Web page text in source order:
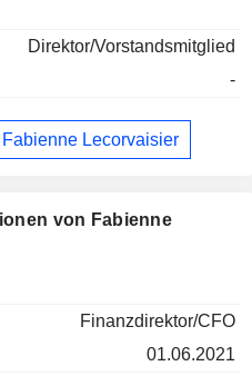
Direktor/Vorstandsmitglied
-
Lecorvaisier
von Fabienne
Finanzdirektor/CFO
01.06.2021